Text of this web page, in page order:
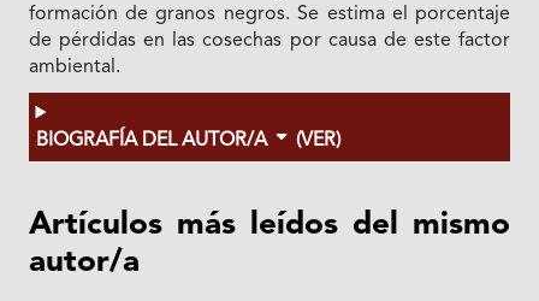
formación de granos negros. Se estima el porcentaje
de pérdidas en las cosechas por causa de este factor
ambiental.
BIOGRAFÍA DEL AUTOR/A (VER)
Artículos más leídos del mismo
autor/a